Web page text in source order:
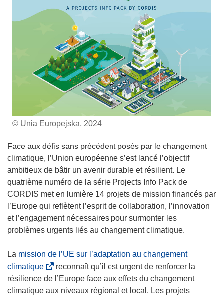
© Unia Europejska, 2024
Face aux défis sans précédent posés par le changement
climatique, l’Union européenne s’est lancé l’objectif
ambitieux de bâtir un avenir durable et résilient. Le
quatrième numéro de la série Projects Info Pack de
CORDIS met en lumière 14 projets de mission financés par
l’Europe qui reflètent l’esprit de collaboration, l’innovation
et l’engagement nécessaires pour surmonter les
problèmes urgents liés au changement climatique.
La mission de l’UE sur l’adaptation au changement
climatique(
s
’
reconnaît qu’il est urgent de renforcer la
résilience de l’Europe face aux effets du changement
climatique aux niveaux régional et local. Les projets